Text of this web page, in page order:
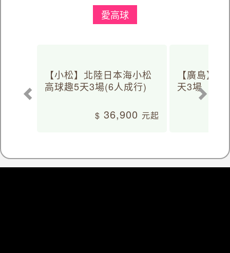
愛高球
【小松】北陸日本海小松
高球趣5天3場(6人成行)
36,900
【廣島】
天3場